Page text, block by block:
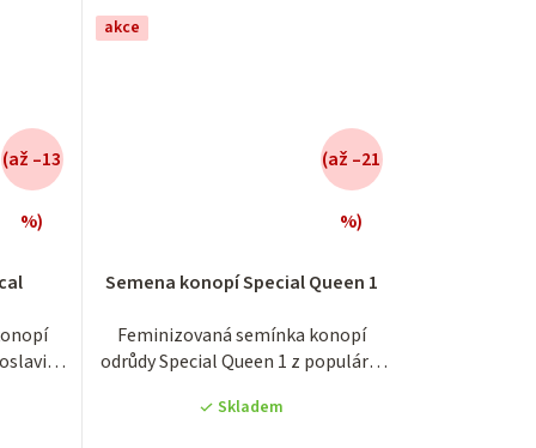
(až –13
%)
akce
Semena konopí Special Queen 1
Feminizovaná semínka konopí
odrůdy Special Queen 1 z populární
Skladem
(až –21
%)
produktu
3,8
z
hvězdiček.